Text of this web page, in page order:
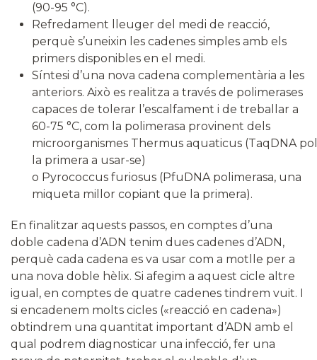
(90-95 °C).
Refredament lleuger del medi de reacció,
perquè s’uneixin les cadenes simples amb els
primers disponibles en el medi.
Síntesi d’una nova cadena complementària a les
anteriors. Això es realitza a través de polimerases
capaces de tolerar l’escalfament i de treballar a
60-75 °C, com la polimerasa provinent dels
microorganismes Thermus aquaticus (TaqDNA
la primera a usar-se)
o Pyrococcus furiosus (PfuDNA polimerasa, una
miqueta millor copiant que la primera).
En finalitzar aquests passos, en comptes d’una
doble cadena d’ADN tenim dues cadenes d’ADN,
perquè cada cadena es va usar com a motlle per a
una nova doble hèlix. Si afegim a aquest cicle altre
igual, en comptes de quatre cadenes tindrem vuit. I
si encadenem molts cicles («reacció en cadena»)
obtindrem una quantitat important d’ADN amb el
qual podrem diagnosticar una infecció, fer una